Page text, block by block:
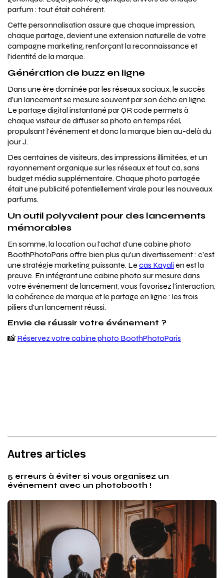
parfum : tout était cohérent.
Cette personnalisation assure que chaque impression,
chaque partage, devient une extension naturelle de votre
campagne marketing, renforçant la reconnaissance et
l'identité de la marque.
Génération de buzz en ligne
Dans une ère dominée par les réseaux sociaux, le succès
d'un lancement se mesure souvent par son écho en ligne.
Le partage digital instantané par QR code permets à
chaque visiteur de diffuser sa photo en temps réel,
propulsant l'événement et donc la marque bien au-delà du
jour J.
Des centaines de visiteurs, des impressions illimitées, et un
rayonnement organique sur les réseaux et tout ca, sans
budget média supplémentaire. Chaque photo partagée
était une publicité potentiellement virale pour les nouveaux
parfums.
Un outil polyvalent pour des lancements
mémorables
En somme, la location ou l'achat d'une cabine photo
BoothPhotoParis offre bien plus qu'un divertissement : c'est
une stratégie marketing puissante. Le cas Kayali en est la
preuve. En intégrant une cabine photo sur mesure dans
votre événement de lancement, vous favorisez l'interaction,
la cohérence de marque et le partage en ligne : les trois
piliers d'un lancement réussi.
Envie de réussir votre événement ?
📸 Réservez votre cabine photo BoothPhotoParis
Autres articles
5 erreurs à éviter si vous organisez un
événement avec un photobooth !